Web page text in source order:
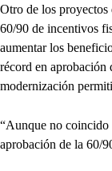
Otro de los proyectos
60/90 de incentivos
aumentar los
récord en aprobación
modernización
“Aunque no coincido
aprobación de la 60/